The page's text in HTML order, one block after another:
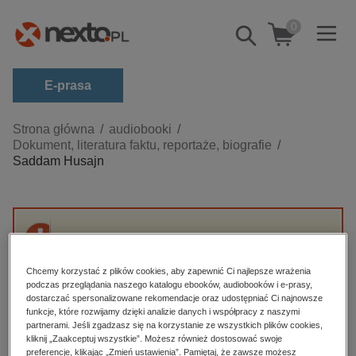
Pokaż/schowaj
wyszukiwarkę
0
E-prasa
Kategorie
Zobacz wszystkie E-prasa
biznesowe, branżowe, gospodarka
darmowe wydania
edukacja
hobby, sport, rozrywka
komputery, internet, technologie, informatyka
Strona główna
audiobooki
Dokument, literatura faktu, reportaże, biografie
Saddam Husajn
High-contrast mode
Polecane
Chcemy korzystać z plików cookies, aby zapewnić Ci najlepsze wrażenia
podczas przeglądania naszego katalogu ebooków, audiobooków i e-prasy,
dostarczać spersonalizowane rekomendacje oraz udostępniać Ci najnowsze
funkcje, które rozwijamy dzięki analizie danych i współpracy z naszymi
partnerami. Jeśli zgadzasz się na korzystanie ze wszystkich plików cookies,
kliknij „Zaakceptuj wszystkie”. Możesz również dostosować swoje
preferencje, klikając „Zmień ustawienia”. Pamiętaj, że zawsze możesz